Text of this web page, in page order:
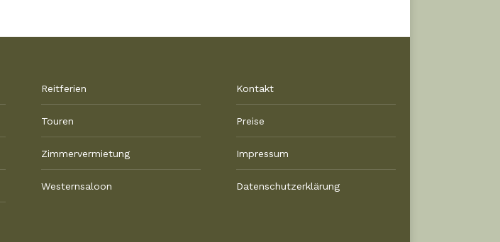
Reitferien
Touren
Zimmervermietung
Westernsaloon
Kontakt
Preise
Impressum
Datenschutzerklärung